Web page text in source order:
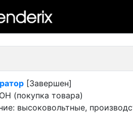
лот
[Завершен]
(покупка товара)
высоковольтные,